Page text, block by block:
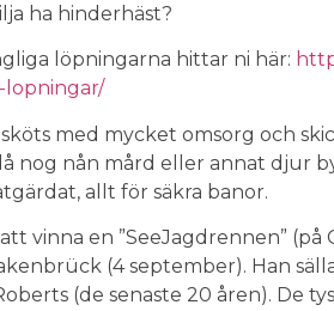
ha hinderhäst?
löpningarna hittar ni här:
med mycket omsorg och
nog nån mård eller annat djur
allt för säkra banor.
vinna en ”SeeJagdrennen”
(4 september). Han
(de senaste 20 åren). De